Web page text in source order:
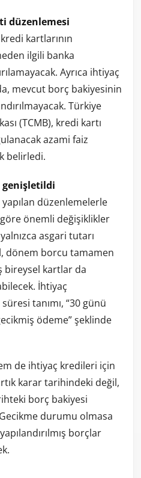
düzenlemesi
kartlarının
ilgili banka
Ayrıca ihtiyaç
mevcut borç bakiyesinin
Türkiye
(TCMB), kredi kartı
azami faiz
belirledi.
genişletildi
yapılan düzenlemelerle
önemli değişiklikler
asgari tutarı
dönem borcu tamamen
bireysel kartlar da
İhtiyaç
tanımı, “30 günü
ödeme” şeklinde
de ihtiyaç kredileri için
karar tarihindeki değil,
borç bakiyesi
durumu olmasa
borçlar